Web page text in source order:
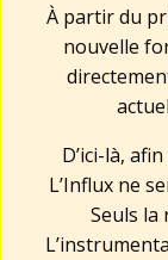
À partir du
nouvelle
D’ici-là,
L’Influx ne
Seuls la